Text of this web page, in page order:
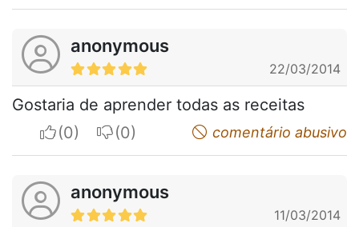
anonymous
22/03/2014
Gostaria de aprender todas as receitas
I apreciateI do not appreciatecomentário abusivo
anonymous
11/03/2014